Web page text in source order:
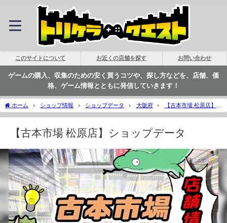
このサイトについて お近くの店舗を探す お問い合わせ
ゲームの購入、収集のための安く買うコツや、探し方などを、店舗、価
格、ゲーム情報とともに発信していきます！
ホーム ショップ情報 ショップデータ 大阪府
【古本市場 松原店】シ
ョップデータ | トリケラクエスト
【古本市場 松原店】ショップデータ